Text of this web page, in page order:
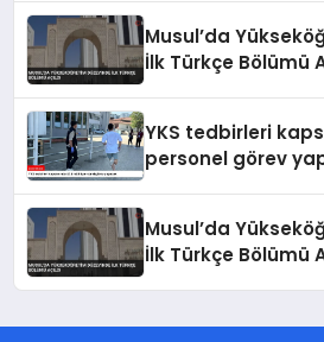
Musul’da
İlk Türkçe Bölümü
YKS tedbirleri
personel görev
Musul’da
İlk Türkçe Bölümü